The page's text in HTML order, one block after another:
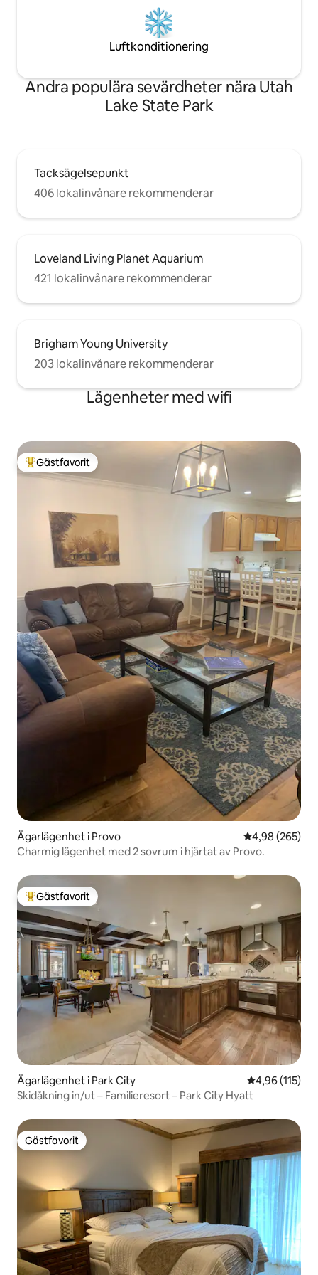
Luftkonditionering
Andra populära sevärdheter nära Utah
Lake State Park
Tacksägelsepunkt
406 lokalinvånare rekommenderar
Loveland Living Planet Aquarium
421 lokalinvånare rekommenderar
Brigham Young University
203 lokalinvånare rekommenderar
Lägenheter med wifi
Populär gästfavorit
Gästfavorit
Ägarlägenhet i Provo 4,98 av 5 i
4,98 (265)
Charmig lägenhet med 2 sovrum i hjärtat av Provo.
Populär gästfavorit
Gästfavorit
Ägarlägenhet i Park City 4,96 av 5 i
4,96 (115)
Skidåkning in/ut – Familieresort – Park City Hyatt
Gästfavorit
Gästfavorit